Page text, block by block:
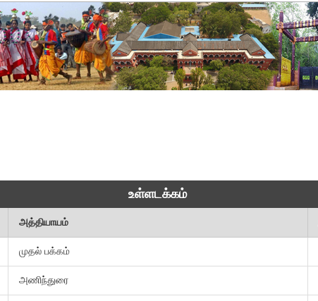
உள்ளடக்கம்
அத்தியாயம்
முதல் பக்கம்
அணிந்துரை